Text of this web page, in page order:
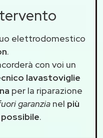
elettrodomestico
.
con voi un
lavastoviglie
per la riparazione
garanzianel più
.